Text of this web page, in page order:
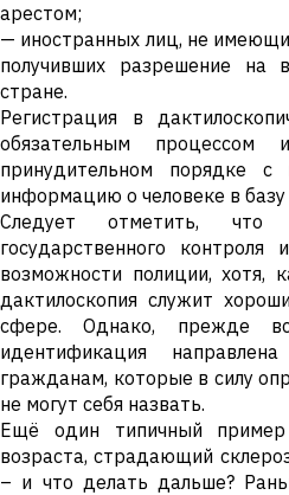
арестом;
— иностранных лиц, не
получивших разрешение на
стране.
Регистрация в
обязательным
принудительном порядке
информацию о человеке в
Следует отметить, что
государственного
возможности полиции, хотя,
дактилоскопия служит
сфере. Однако, прежде
идентификация
гражданам, которые в силу
не могут себя назвать.
Ещё один типичный пример
возраста, страдающий
– и что делать дальше?